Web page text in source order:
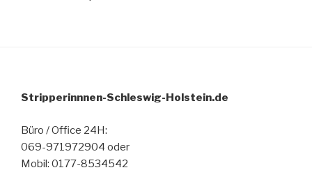
Stripperinnnen-Schleswig-Holstein.de
Büro / Office 24H:
069-971972904 oder
Mobil: 0177-8534542